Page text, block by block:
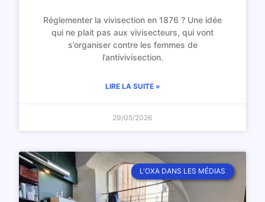
Réglementer la vivisection en 1876 ? Une idée
qui ne plait pas aux vivisecteurs, qui vont
s’organiser contre les femmes de
l’antivivisection.
LIRE LA SUITE »
29/05/2026
L'OXA DANS LES MÉDIAS